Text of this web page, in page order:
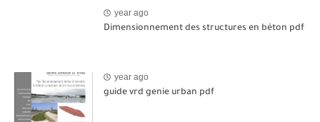
year ago
Dimensionnement des structures en béton pdf
year ago
guide vrd genie urban pdf